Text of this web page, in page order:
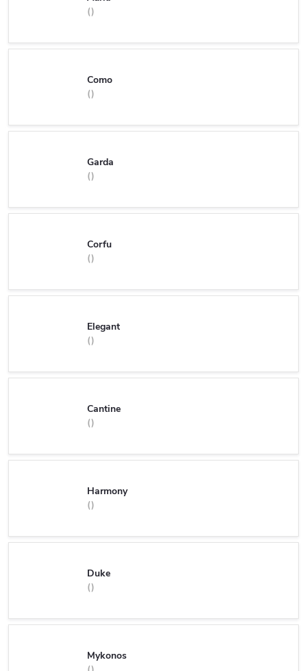
Como
Garda
Corfu
Elegant
Cantine
Harmony
Duke
Mykonos